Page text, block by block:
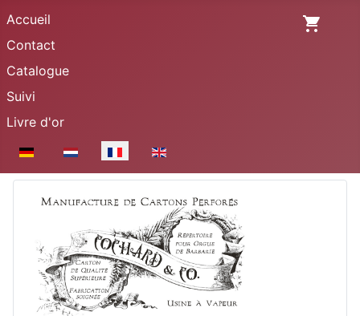
Accueil
Contact
Catalogue
Suivi
Livre d'or
Sélectionnez votre langue